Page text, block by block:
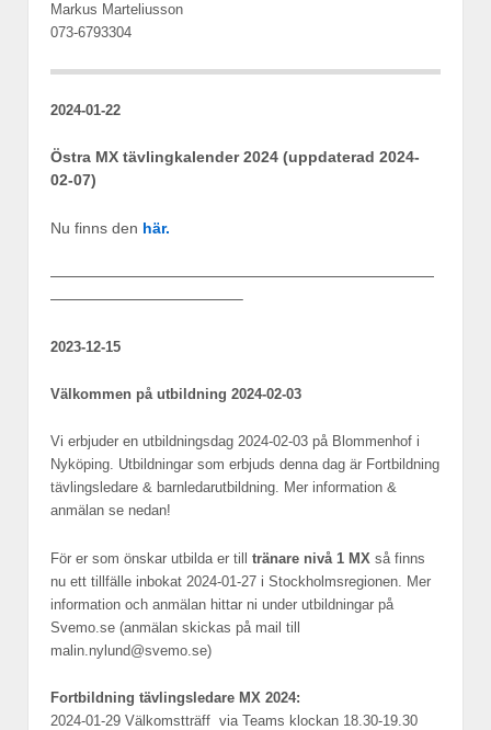
Markus Marteliusson
073-6793304
2024-01-22
Östra MX tävlingkalender 2024 (uppdaterad 2024-
02-07)
Nu finns den här.
—————————————————————————
————————————–
2023-12-15
Välkommen på utbildning 2024-02-03
Vi erbjuder en utbildningsdag 2024-02-03 på Blommenhof i
Nyköping. Utbildningar som erbjuds denna dag är Fortbildning
tävlingsledare & barnledarutbildning. Mer information &
anmälan se nedan!
För er som önskar utbilda er till tränare nivå 1 MX så finns
nu ett tillfälle inbokat 2024-01-27 i Stockholmsregionen. Mer
information och anmälan hittar ni under utbildningar på
Svemo.se (anmälan skickas på mail till
malin.nylund@svemo.se)
Fortbildning tävlingsledare MX 2024:
2024-01-29 Välkomstträff via Teams klockan 18.30-19.30